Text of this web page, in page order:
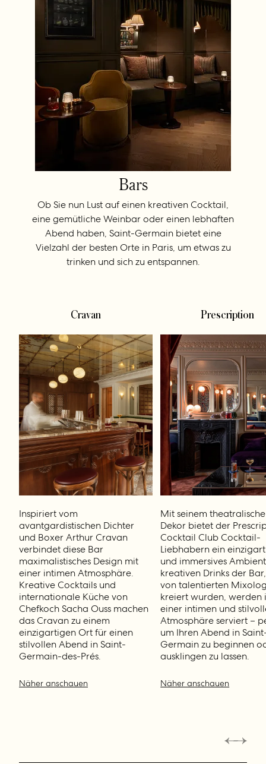
Bars
Ob Sie nun Lust auf einen kreativen Cocktail,
eine gemütliche Weinbar oder einen lebhaften
Abend haben, Saint-Germain bietet eine
Vielzahl der besten Orte in Paris, um etwas zu
trinken und sich zu entspannen.
Cravan
Inspiriert vom
avantgardistischen Dichter
und Boxer Arthur Cravan
verbindet diese Bar
maximalistisches Design mit
einer intimen Atmosphäre.
Kreative Cocktails und
internationale Küche von
Chefkoch Sacha Ouss machen
das Cravan zu einem
einzigartigen Ort für einen
stilvollen Abend in Saint-
Germain-des-Prés.
Näher anschauen
Prescription
Mit seinem
Dekor bietet der
Cocktail Club Cocktail-
Liebhabern ein
und immersives
kreativen Drinks der
von talentierten
kreiert wurden, werden
einer intimen und
Atmosphäre serviert –
um Ihren Abend in
Germain zu beginnen
ausklingen zu lassen.
Näher anschauen